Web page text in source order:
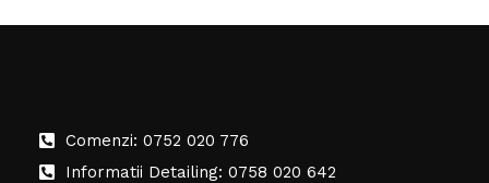
Comenzi: 0752 020 776
Informatii Detailing: 0758 020 642